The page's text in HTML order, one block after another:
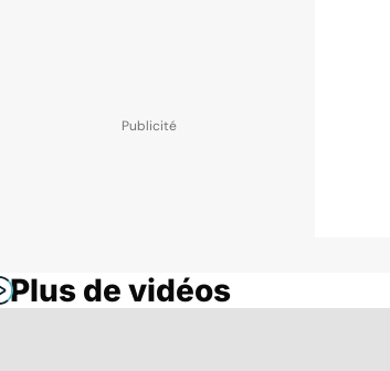
Plus de vidéos